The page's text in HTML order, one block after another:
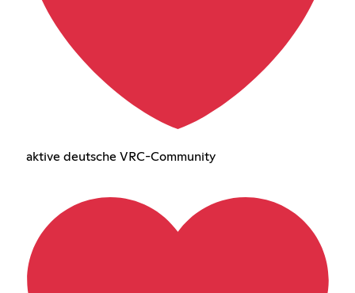
aktive deutsche VRC-Community